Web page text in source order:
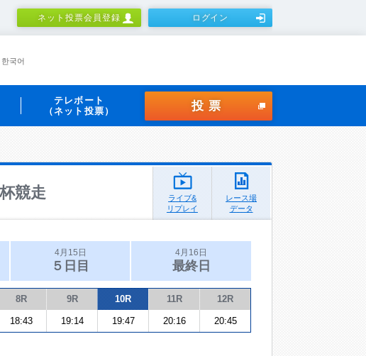
ネット投票会員登録 ログイン
한국어
テレボート
（ネット投票）
投票
競走
ライブ&
リプレイ
レース場
データ
4月15日
５日目
4月16日
最終日
8R 9R 10R 11R 12R
18:43 19:14 19:47 20:16 20:45